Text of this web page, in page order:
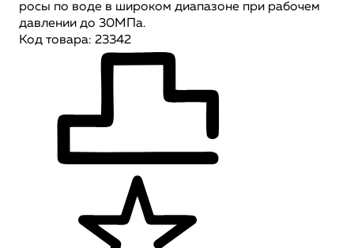
росы по воде в широком диапазоне при рабочем
давлении до 30МПа.
Код товара: 23342